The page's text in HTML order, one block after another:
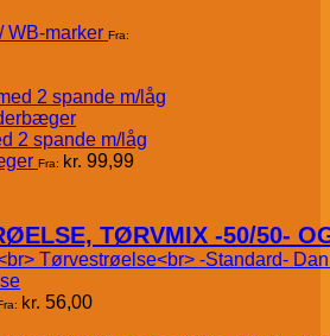
WB-marker Fra:
2 spande m/låg
Fra: kr. 99,99
TØRVMIX -50/50-
kr. 56,00